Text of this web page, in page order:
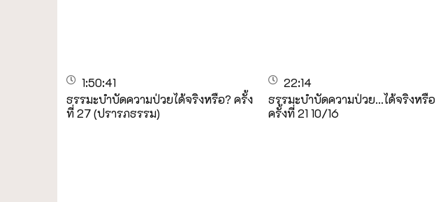
1:50:41
ธรรมะบำบัดความป่วยได้จริงหรือ? ครั้ง
ที่ 27 (ปรารภธรรม)
22:14
ธรรมะบำบัดความป่วย...ได้จริงหรือ
ครั้งที่ 21 10/16